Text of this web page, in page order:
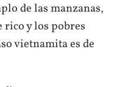
de las manzanas,
y los pobres
vietnamita es de